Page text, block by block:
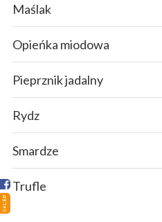
SKLEP
Maślak
Opieńka miodowa
Pieprznik jadalny
Rydz
Smardze
Trufle